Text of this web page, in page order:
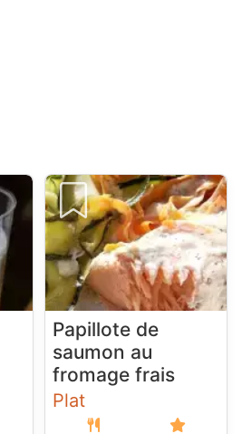
Papillote de
saumon au
fromage frais
Plat